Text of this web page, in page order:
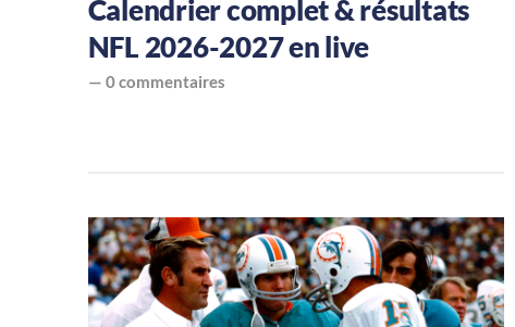
Calendrier complet & résultats
NFL 2026-2027 en live
— 0 commentaires